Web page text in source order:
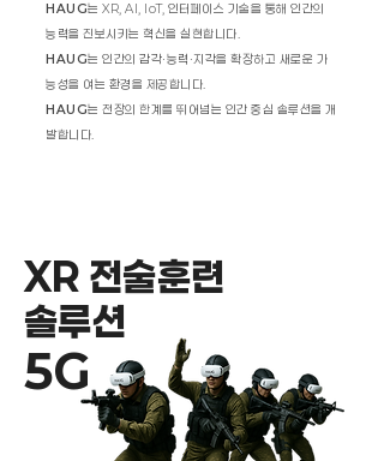
HAUG는 XR, AI, IoT, 인터페이스 기술을 통해 인간의
능력을 진보시키는 혁신을 실현합니다.
HAUG는 인간의 감각·능력·지각을 확장하고 새로운 가
능성을 여는 환경을 제공합니다.
HAUG는 전장의 한계를 뛰어넘는 인간 중심 솔루션을 개
발합니다.
XR 전술훈련
솔루션
5G